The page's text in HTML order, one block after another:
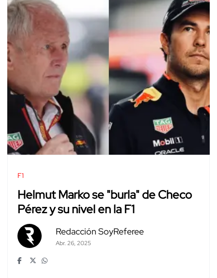
F1
Helmut Marko se "burla" de Checo
Pérez y su nivel en la F1
Redacción SoyReferee
Abr. 26, 2025